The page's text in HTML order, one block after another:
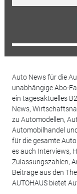
Auto News für die
unabhängige Abo-
ein tagesaktuelles
News,
zu Automodellen,
Automobilhandel
für die gesamte
es auch Interviews,
Zulassungszahlen,
Beiträge aus den
AUTOHAUS bietet